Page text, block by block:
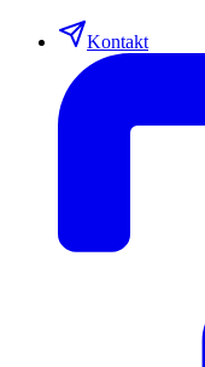
Kontakt